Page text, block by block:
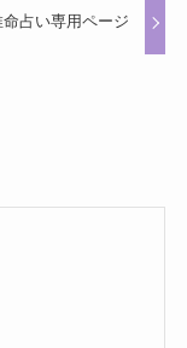
占い専用ページ